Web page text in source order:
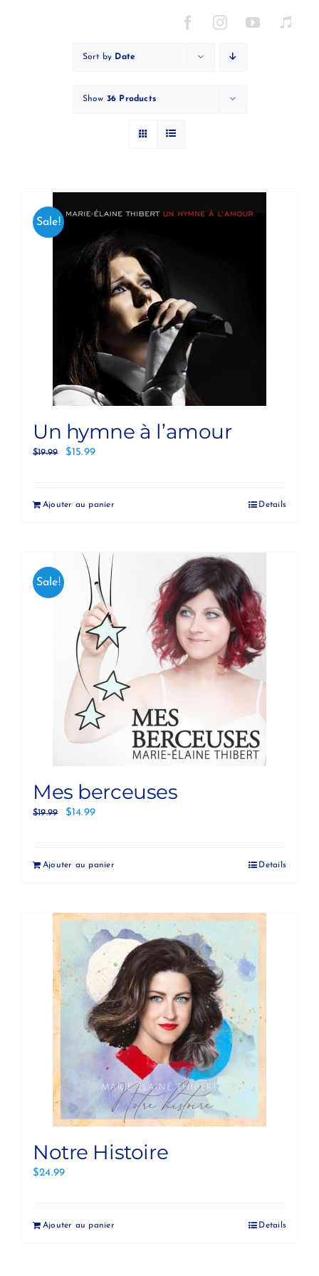
Sort by Date
Show 36 Products
Sale!
Un hymne à l’amour
$19.99 $15.99
Ajouter au panier Details
Sale!
Mes berceuses
$19.99 $14.99
Ajouter au panier Details
Notre Histoire
$24.99
Ajouter au panier Details